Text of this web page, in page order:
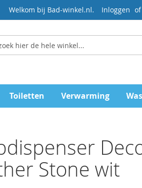
Welkom bij Bad-winkel.nl. Inloggen
Toiletten Verwarming
Stone wit